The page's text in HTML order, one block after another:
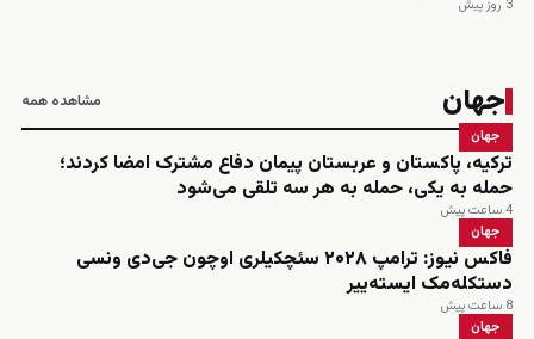
3 روز پیش
جهان مشاهده همه
جهان
ترکیه، پاکستان و عربستان پیمان دفاع مشترک امضا کردند؛
حمله به یکی، حمله به هر سه تلقی می‌شود
4 ساعت پیش
جهان
فاکس نیوز: ترامپ ۲۰۲۸ سئچکیلری اوچون جی‌دی ونسی
دستکله‌مک ایسته‌ییر
8 ساعت پیش
جهان